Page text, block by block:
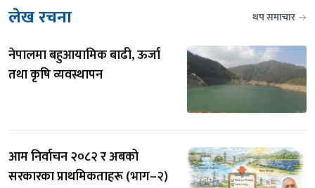
लेख रचना थप समाचार
नेपालमा बहुआयामिक बाढी, ऊर्जा
तथा कृषि व्यवस्थापन
आम निर्वाचन २०८२ र अबको
सरकारका प्राथमिकताहरू (भाग–२)